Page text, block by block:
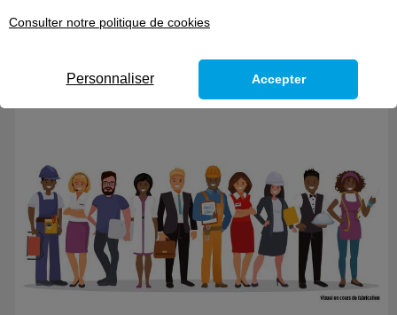
escabeaux et plateformes individuelles roulantes
Consulter notre politique de cookies
Personnaliser Accepter